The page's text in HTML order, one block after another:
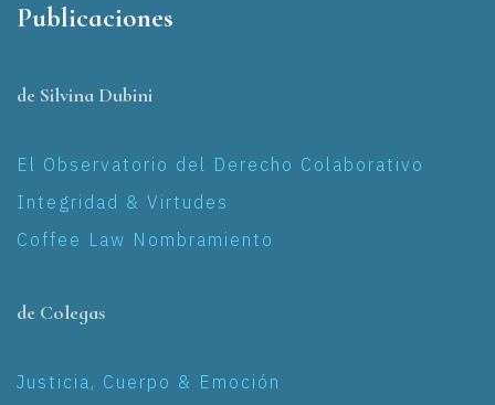
Publicaciones
de Silvina Dubini
El Observatorio del Derecho Colaborativo
Integridad & Virtudes
Coffee Law Nombramiento
de Colegas
Justicia, Cuerpo & Emoción